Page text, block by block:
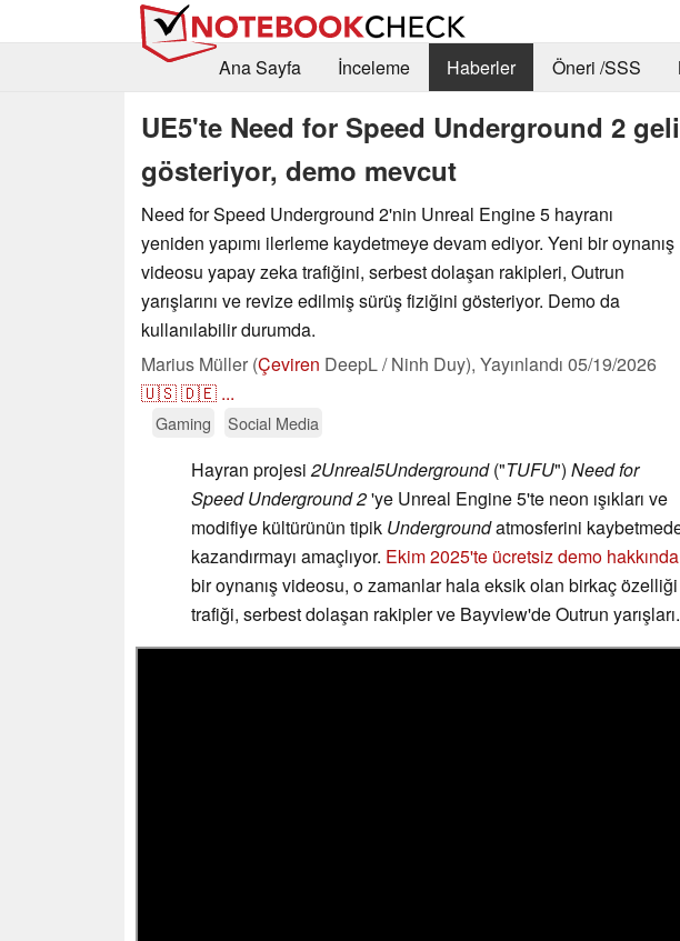
Ana Sayfa
İnceleme Haberler Öneri /SSS
UE5'te Need for Speed Underground 2
gösteriyor, demo mevcut
Need for Speed Underground 2'nin Unreal Engine 5 hayranı
yeniden yapımı ilerleme kaydetmeye devam ediyor. Yeni bir oynanış
videosu yapay zeka trafiğini, serbest dolaşan rakipleri, Outrun
yarışlarını ve revize edilmiş sürüş fiziğini gösteriyor. Demo da
kullanılabilir durumda.
Marius Müller (Çeviren DeepL / Ninh Duy), Yayınlandı 05/19/2026
🇺🇸🇩🇪 ...
Gaming Social Media
Hayran projesi 2Unreal5Underground("TUFU") Need for
Speed Underground 2'ye Unreal Engine 5'te neon ışıkları ve
modifiye kültürünün tipik Undergroundatmosferini
kazandırmayı amaçlıyor. Ekim 2025'te ücretsiz demo
bir oynanış videosu, o zamanlar hala eksik olan birkaç
trafiği, serbest dolaşan rakipler ve Bayview'de Outrun yarışları.